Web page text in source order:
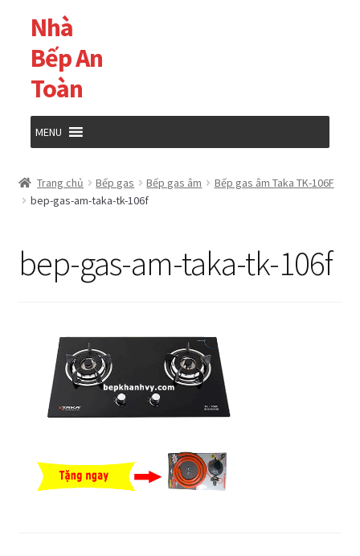
Đi
đến
Điều
hướng
Chuyển
đến
nội
dung
Nhà
Bếp An
Toàn
MENU
Cửa hàng
Giỏ hàng
Thanh toán
Trang Mẫu
Trang chủ Bếp gas Bếp gas âm
Bếp gas âm Taka TK-106F
bep-gas-am-taka-tk-106f
bep-gas-am-taka-tk-106f